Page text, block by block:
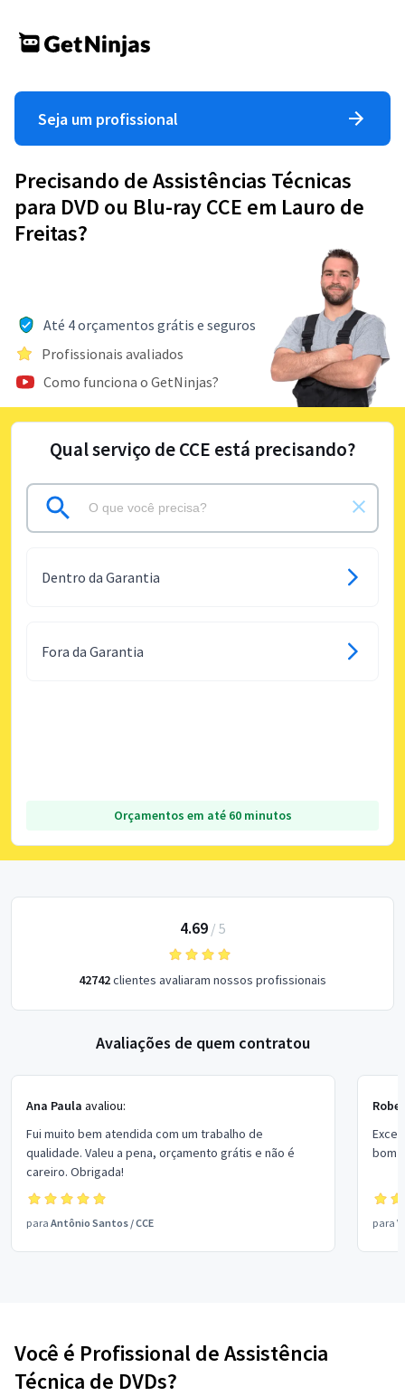
Seja um profissional
Precisando de Assistências Técnicas
para DVD ou Blu-ray CCE em Lauro de
Freitas?
Até 4 orçamentos grátis e seguros
Profissionais avaliados
Como funciona o GetNinjas?
Qual serviço de CCE está precisando?
Dentro da Garantia
Fora da Garantia
Orçamentos em até 60 minutos
4.69/ 5
42742clientes avaliaram nossos profissionais
Avaliações de quem contratou
Ana Paula avaliou:
Fui muito bem atendida com um trabalho de
qualidade. Valeu a pena, orçamento grátis e não é
careiro. Obrigada!
para Antônio Santos /CCE
bom
para
Você é Profissional de Assistência
Técnica de DVDs?